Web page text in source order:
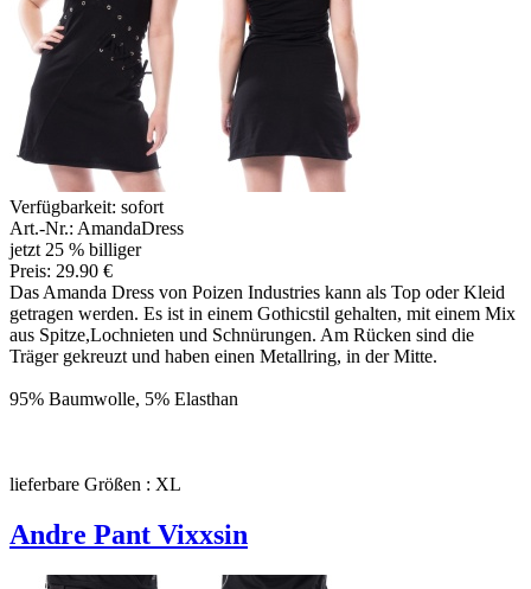
Verfügbarkeit: sofort
Art.-Nr.: AmandaDress
jetzt 25 % billiger
Preis: 29.90 €
Das Amanda Dress von Poizen Industries kann als Top oder Kleid
getragen werden. Es ist in einem Gothicstil gehalten, mit einem Mix
aus Spitze,Lochnieten und Schnürungen. Am Rücken sind die
Träger gekreuzt und haben einen Metallring, in der Mitte.
95% Baumwolle, 5% Elasthan
lieferbare Größen : XL
Andre Pant Vixxsin